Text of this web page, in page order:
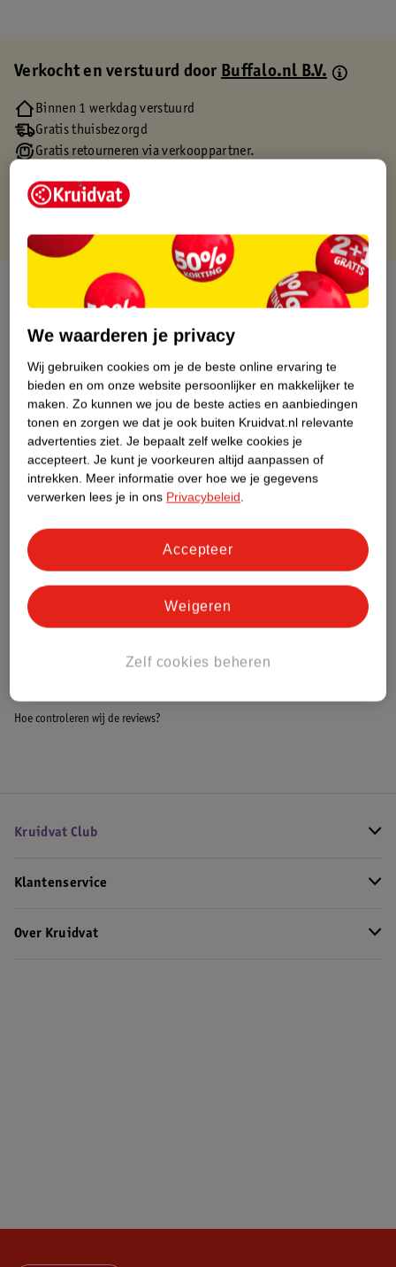
Verkocht en verstuurd doorBuffalo.nl B.V.
Binnen 1 werkdag verstuurd
Gratis thuisbezorgd
Gratis retourneren via verkooppartner.
Over dit product
Productinformatie
Etiketinformatie
Nature Impact Score
Dit product heeft (nog) geen Nature
Impact Score.
Meer informatie
Bestel & Bezorginformatie
Hoe controleren wij de reviews?
Kruidvat Club
Klantenservice
Over Kruidvat
We waarderen je privacy
Wij gebruiken cookies om je de beste online ervaring te
bieden en om onze website persoonlijker en makkelijker te
maken. Zo kunnen we jou de beste acties en aanbiedingen
tonen en zorgen we dat je ook buiten Kruidvat.nl relevante
advertenties ziet. Je bepaalt zelf welke cookies je
accepteert. Je kunt je voorkeuren altijd aanpassen of
intrekken. Meer informatie over hoe we je gegevens
verwerken lees je in ons Privacybeleid.
Zelf cookies beheren
Weigeren
Accepteer